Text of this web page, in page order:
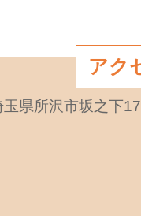
アク
県所沢市坂之下